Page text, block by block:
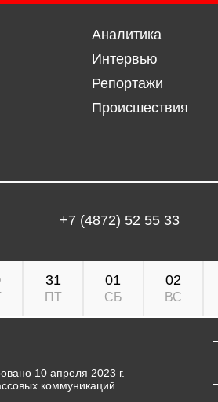
Аналитика
Интервью
Репортажи
Происшествия
+7 (4872) 52 55 33
31
ПТ
01
СБ
02
ВС
10 апреля 2023 г.
коммуникаций.